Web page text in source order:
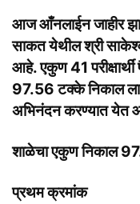
आज आँनलाईन जाहीर
साकत येथील श्री
आहे. एकुण 41
97.56 टक्के निकाल
अभिनंदन करण्यात येत
शाळेचा एकुण निकाल
प्रथम क्रमांक